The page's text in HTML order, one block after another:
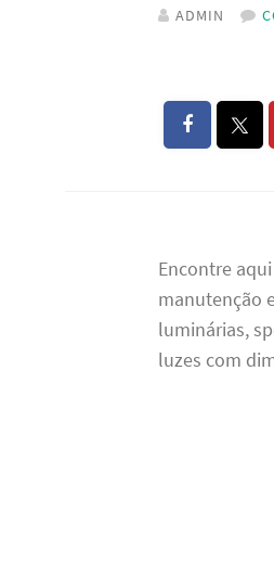
ADMIN
Encontre aqui
manutenção
luminárias,
luzes com